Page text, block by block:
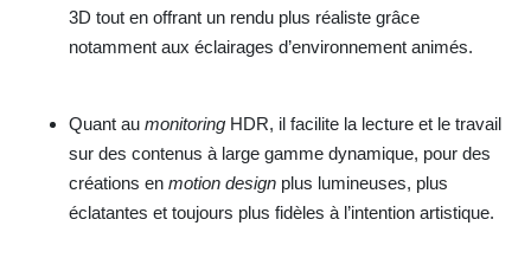
3D tout en offrant un rendu plus réaliste grâce
notamment aux éclairages d’environnement animés.
Quant au monitoringHDR, il facilite la lecture et le travail
sur des contenus à large gamme dynamique, pour des
créations en motion designplus lumineuses, plus
éclatantes et toujours plus fidèles à l’intention artistique.